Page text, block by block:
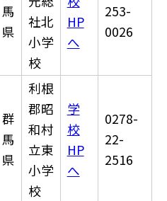
馬
県
社北
小学
校
HP
へ
253-
0026
群
馬
県
利根
郡昭
和村
立東
小学
校
学
校
HP
へ
0278-
22-
2516